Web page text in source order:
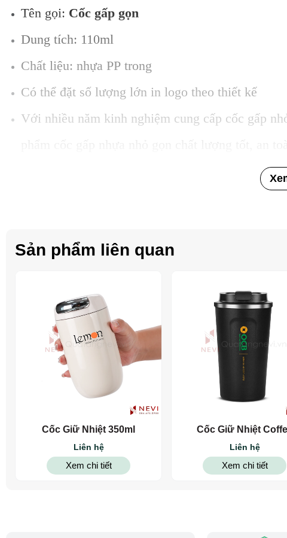
Tên gọi: Cốc gấp gọn
Dung tích: 110ml
Chất liệu: nhựa PP trong
Có thể đặt số lượng lớn in logo theo thiết kế
Với nhiều năm kinh nghiệm cung cấp cốc gấp
Sản phẩm liên quan
Cốc Giữ Nhiệt 350ml
Liên hệ
Xem chi tiết
Cốc Giữ Nhiệt
Liên hệ
Xem chi tiết